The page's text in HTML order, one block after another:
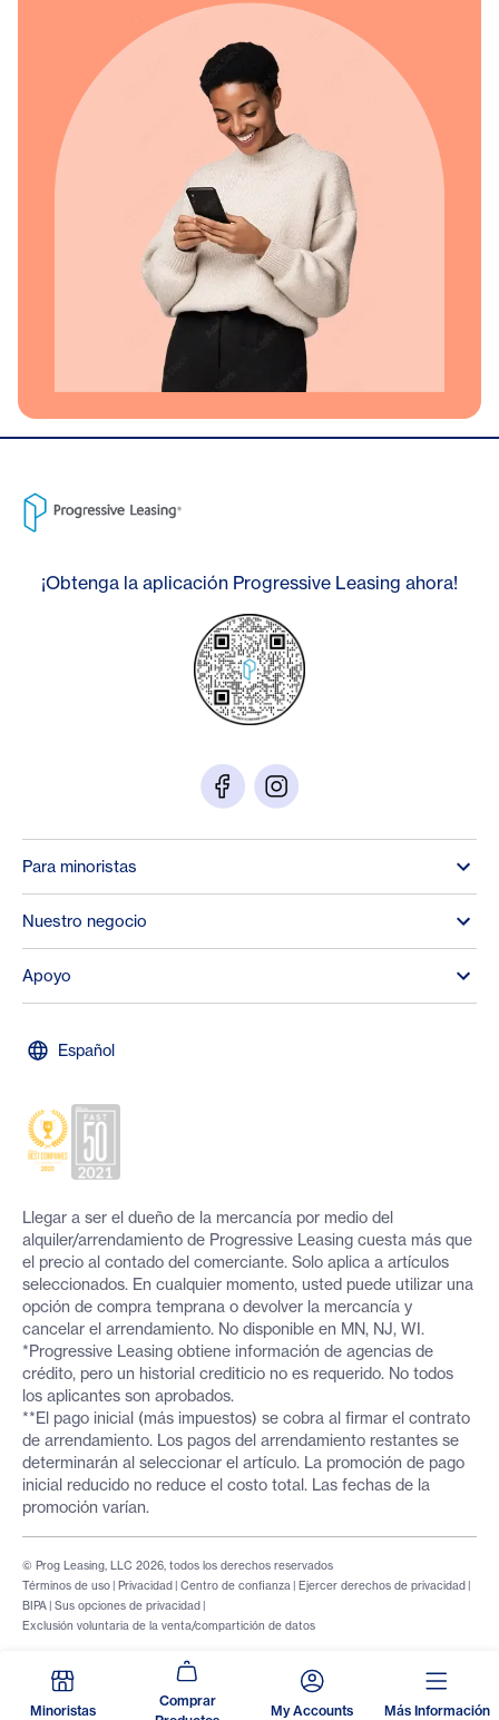
¡Obtenga la aplicación Progressive Leasing ahora!
Para minoristas
Nuestro negocio
Apoyo
Español
Llegar a ser el dueño de la mercancía por medio del
alquiler/arrendamiento de Progressive Leasing cuesta más que
el precio al contado del comerciante. Solo aplica a artículos
seleccionados. En cualquier momento, usted puede utilizar una
opción de compra temprana o devolver la mercancía y
cancelar el arrendamiento. No disponible en MN, NJ, WI.
*Progressive Leasing obtiene información de agencias de
crédito, pero un historial crediticio no es requerido. No todos
los aplicantes son aprobados.
**El pago inicial (más impuestos) se cobra al firmar el contrato
de arrendamiento. Los pagos del arrendamiento restantes se
determinarán al seleccionar el artículo. La promoción de pago
inicial reducido no reduce el costo total. Las fechas de la
promoción varían.
Términos de uso | Privacidad | Centro de confianza | Ejercer derechos de privacidad |
BIPA | Sus opciones de privacidad |
Exclusión voluntaria de la venta/compartición de datos
© Prog Leasing, LLC 2026, todos los derechos reservados
Minoristas
Comprar
My Accounts Más Información